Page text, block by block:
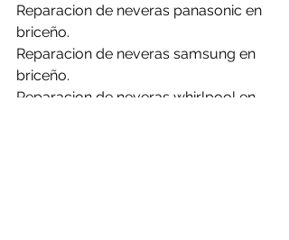
Reparacion de neveras panasonic en
briceño.
Reparacion de neveras samsung en
briceño.
Reparacion de neveras whirlpool en